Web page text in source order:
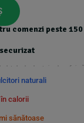
comenzi peste
la checkout și nu
naturali
calorii
sănătoase